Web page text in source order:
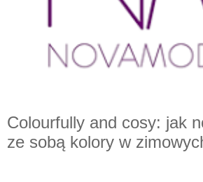
Colourfully and cosy: jak
ze sobą kolory w